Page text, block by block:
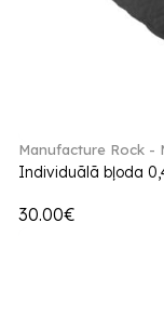
Manufacture Rock -
Individuālā bļoda
30.00€